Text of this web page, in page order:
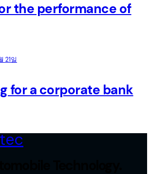
the performance of
21일
for a corporate bank